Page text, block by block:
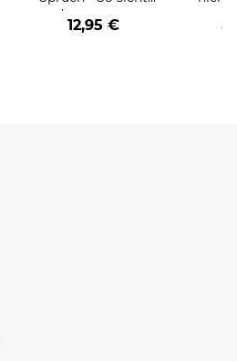
der/die beste - Ihr
Beruf - aus
12,95 €